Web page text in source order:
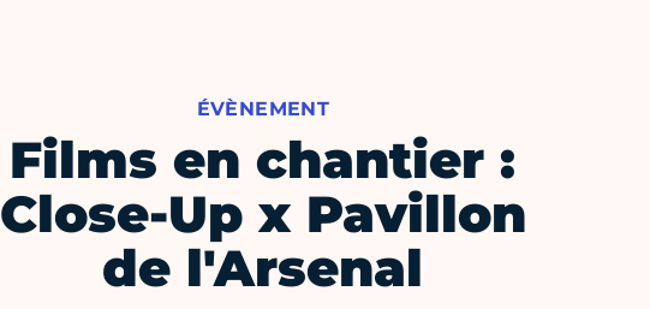
ÉVÈNEMENT
Films en chantier :
Close-Up x Pavillon
de l'Arsenal